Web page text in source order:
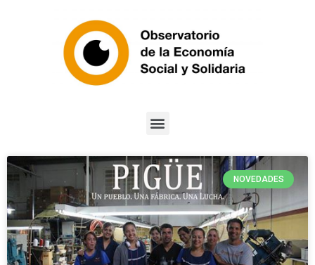
NOVEDADES